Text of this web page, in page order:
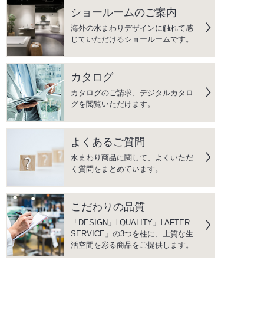
ショールームのご案内
海外の水まわりデザインに触れて感
じていただけるショールームです。
カタログ
カタログのご請求、デジタルカタロ
グを閲覧いただけます。
よくあるご質問
水まわり商品に関して、よくいただ
く質問をまとめています。
こだわりの品質
「DESIGN」｢QUALITY」｢AFTER
SERVICE」の3つを柱に、上質な生
活空間を彩る商品をご提供します。